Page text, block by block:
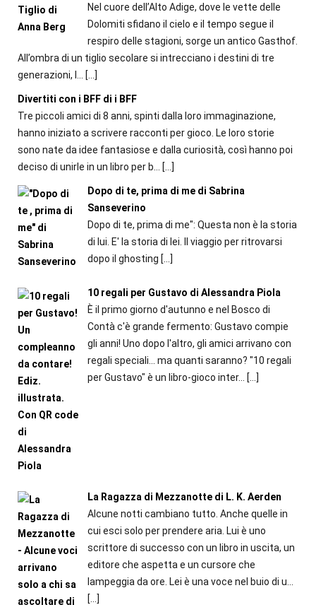
Nel cuore dell’Alto Adige, dove le vette delle
Dolomiti sfidano il cielo e il tempo segue il
respiro delle stagioni, sorge un antico Gasthof.
All’ombra di un tiglio secolare si intrecciano i destini di tre
generazioni, l...
[…]
Divertiti con i BFF di i BFF
Tre piccoli amici di 8 anni, spinti dalla loro immaginazione,
hanno iniziato a scrivere racconti per gioco. Le loro storie
sono nate da idee fantasiose e dalla curiosità, così hanno poi
deciso di unirle in un libro per b...
[…]
Dopo di te, prima di me di Sabrina
Sanseverino
Dopo di te, prima di me": Questa non è la storia
di lui. E' la storia di lei. Il viaggio per ritrovarsi
dopo il ghosting […]
10 regali per Gustavo di Alessandra Piola
È il primo giorno d'autunno e nel Bosco di
Contà c'è grande fermento: Gustavo compie
gli anni! Uno dopo l'altro, gli amici arrivano con
regali speciali... ma quanti saranno? "10 regali
per Gustavo" è un libro-gioco inter... […]
La Ragazza di Mezzanotte di L. K. Aerden
Alcune notti cambiano tutto. Anche quelle in
cui esci solo per prendere aria. Lui è uno
scrittore di successo con un libro in uscita, un
editore che aspetta e un cursore che
lampeggia da ore. Lei è una voce nel buio di u...
[…]